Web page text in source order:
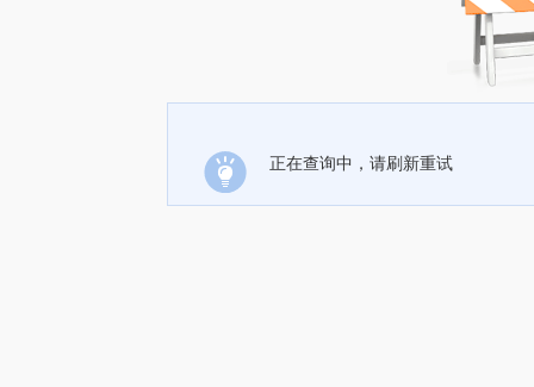
正在查询中，请刷新重试